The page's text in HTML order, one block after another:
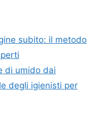
subito: il metodo
di umido dai
degli igienisti per